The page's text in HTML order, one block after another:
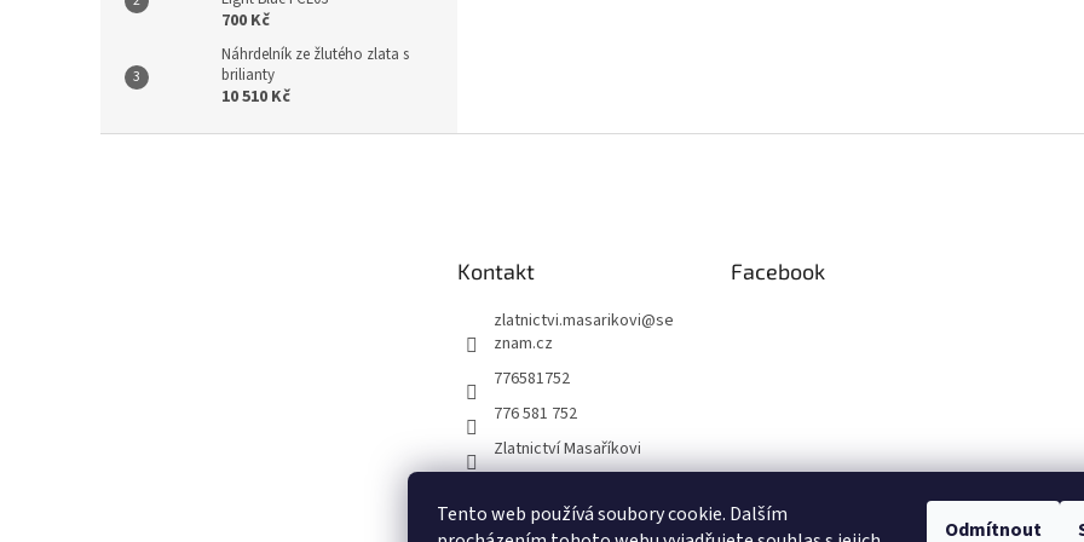
Tento web používá soubory cookie. Dalším
Odmítnout
700 Kč
Náhrdelník ze žlutého zlata s
brilianty
10 510 Kč
Kontakt
zlatnictvi.masarikovi@se
znam.cz
776581752
776 581 752
Zlatnictví Masaříkovi
Facebook
Formuláře